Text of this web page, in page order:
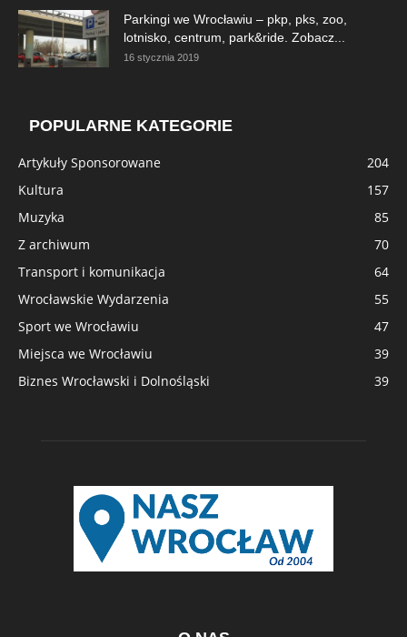
Parkingi we Wrocławiu – pkp, pks, zoo,
lotnisko, centrum, park&ride. Zobacz...
16 stycznia 2019
POPULARNE KATEGORIE
Artykuły Sponsorowane
204
Kultura
157
Muzyka
85
Z archiwum
70
Transport i komunikacja
64
Wrocławskie Wydarzenia
55
Sport we Wrocławiu
47
Miejsca we Wrocławiu
39
Biznes Wrocławski i Dolnośląski
39